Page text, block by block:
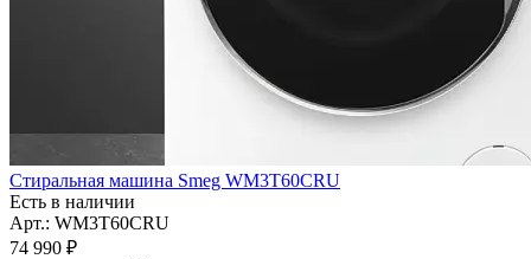
Стиральная машина Smeg WM3T60CRU
Есть в наличии
Арт.: WM3T60CRU
74 990 ₽